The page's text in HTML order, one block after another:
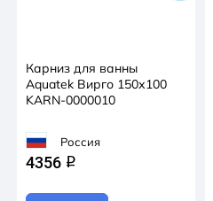
Карниз для ванны
Aquatek Вирго 150х100
KARN-0000010
Россия
4356 q